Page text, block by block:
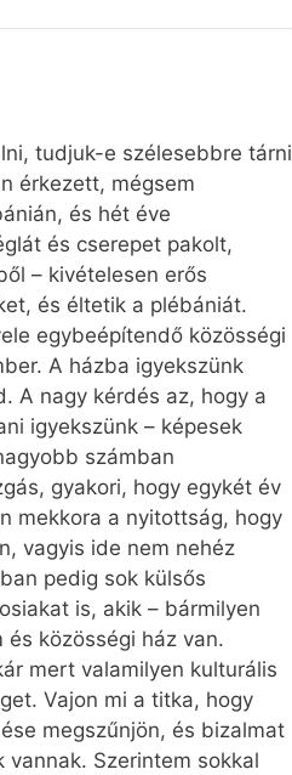
tudjuk-e szélesebbre tárni
érkezett, mégsem
és hét éve
és cserepet pakolt,
– kivételesen erős
és éltetik a plébániát.
egybeépítendő közösségi
A házba igyekszünk
A nagy kérdés az, hogy a
igyekszünk – képesek
számban
gyakori, hogy egykét év
mekkora a nyitottság, hogy
vagyis ide nem nehéz
pedig sok külsős
is, akik – bármilyen
közösségi ház van.
mert valamilyen kulturális
Vajon mi a titka, hogy
megszűnjön, és bizalmat
Szerintem sokkal